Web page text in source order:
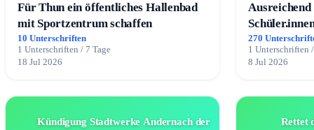
Für Thun ein öffentliches Hallenbad
mit Sportzentrum schaffen
10 Unterschriften
1 Unterschriften / 7 Tage
18 Jul 2026
270
1 Unterschriften
8 Jul 2026
Kündigung Stadtwerke Andernach der
Rettet